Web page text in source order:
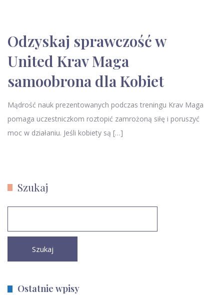
Odzyskaj sprawczość w
United Krav Maga
samoobrona dla Kobiet
Mądrość nauk prezentowanych podczas treningu Krav Maga
pomaga uczestniczkom roztopić zamrożoną siłę i poruszyć
moc w działaniu. Jeśli kobiety są […]
Szukaj
Szukaj
Ostatnie wpisy